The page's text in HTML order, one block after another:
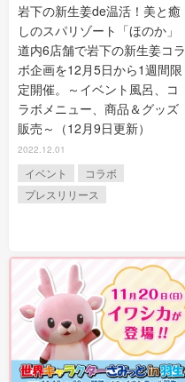
岩下の新生姜de温活！美と癒
しのスパリゾート「ほのか」
道内6店舗で岩下の新生姜コラ
ボ企画を12月5日から1週間限
定開催。～イベント風呂、コ
ラボメニュー、商品＆グッズ
販売～（12月9日更新）
2022.12.01
イベント
コラボ
プレスリリース